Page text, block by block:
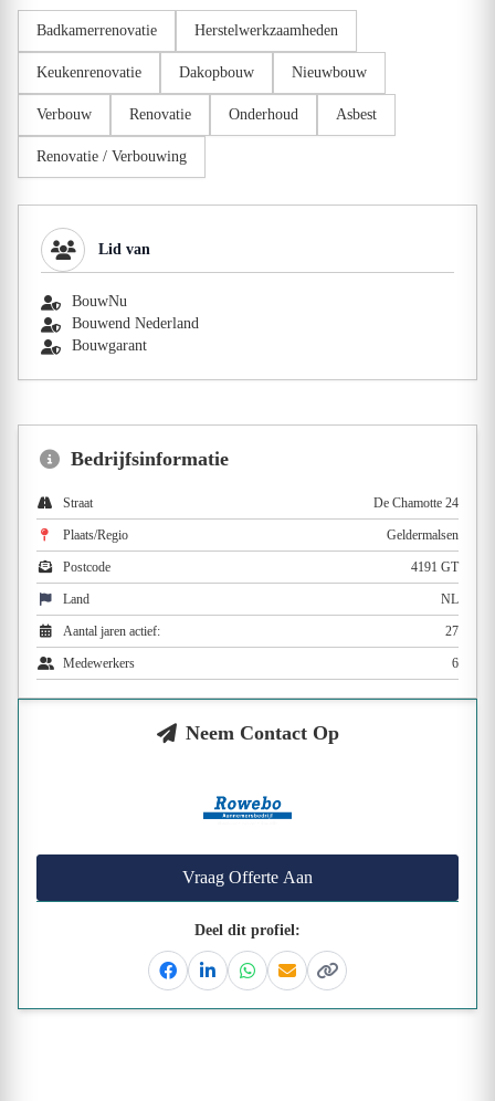
Badkamerrenovatie Herstelwerkzaamheden
Keukenrenovatie Dakopbouw Nieuwbouw
Verbouw Renovatie Onderhoud Asbest
Renovatie / Verbouwing
Lid van
BouwNu
Bouwend Nederland
Bouwgarant
Bedrijfsinformatie
Straat De Chamotte 24
Plaats/Regio Geldermalsen
Postcode 4191 GT
Land NL
Aantal jaren actief: 27
Medewerkers 6
Neem Contact Op
Vraag Offerte Aan
Deel dit profiel:
FacebookLinkedinWhatsapp
EmailKopieer link